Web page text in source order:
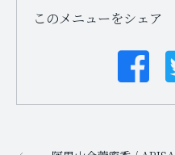
このメニューをシェア